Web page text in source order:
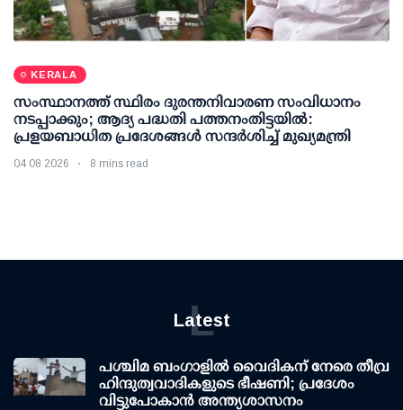
KERALA
സംസ്ഥാനത്ത് സ്ഥിരം ദുരന്തനിവാരണ സംവിധാനം
നടപ്പാക്കും; ആദ്യ പദ്ധതി പത്തനംതിട്ടയില്‍:
പ്രളയബാധിത പ്രദേശങ്ങള്‍ സന്ദര്‍ശിച്ച് മുഖ്യമന്ത്രി
04 08 2026 8 mins read
Latest
L
പശ്ചിമ ബംഗാളിൽ വൈദികന് നേരെ തീവ്ര
ഹിന്ദുത്വവാദികളുടെ ഭീഷണി; പ്രദേശം
വിട്ടുപോകാൻ അന്ത്യശാസനം